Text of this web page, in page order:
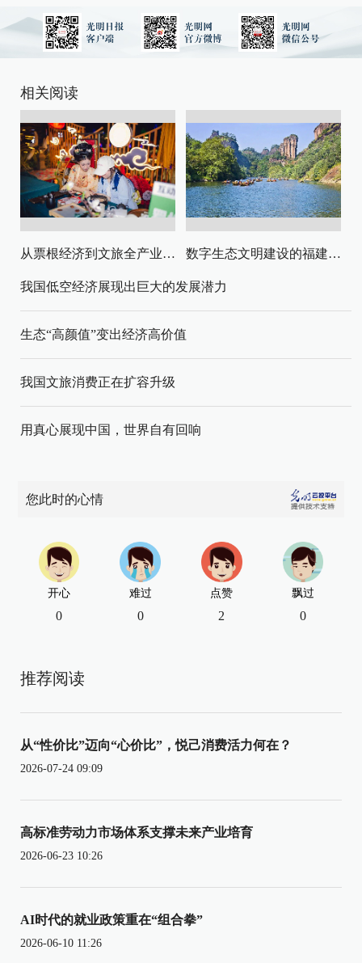
相关阅读
从票根经济到文旅全产业链升级 数字生态文明建设的福建路径与启示
我国低空经济展现出巨大的发展潜力
生态“高颜值”变出经济高价值
我国文旅消费正在扩容升级
用真心展现中国，世界自有回响
您此时的心情
开心
0
难过
0
点赞
2
飘过
0
推荐阅读
从“性价比”迈向“心价比”，悦己消费活力何在？
2026-07-24 09:09
高标准劳动力市场体系支撑未来产业培育
2026-06-23 10:26
AI时代的就业政策重在“组合拳”
2026-06-10 11:26